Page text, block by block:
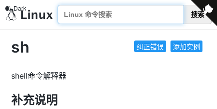
搜索
纠正错误 添加实例
sh
shell命令解释器
补充说明